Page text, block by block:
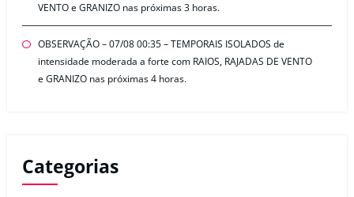
VENTO e GRANIZO nas próximas 3 horas.
OBSERVAÇÃO – 07/08 00:35 – TEMPORAIS ISOLADOS de
intensidade moderada a forte com RAIOS, RAJADAS DE VENTO
e GRANIZO nas próximas 4 horas.
Categorias